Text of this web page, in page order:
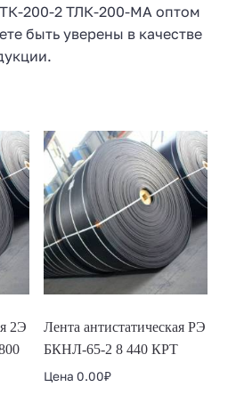
200-2 ТЛК-200-МА оптом
быть уверены в качестве
2Э
Лента антистатическая РЭ
БКНЛ-65-2 8 440 КРТ
Цена 0.00₽